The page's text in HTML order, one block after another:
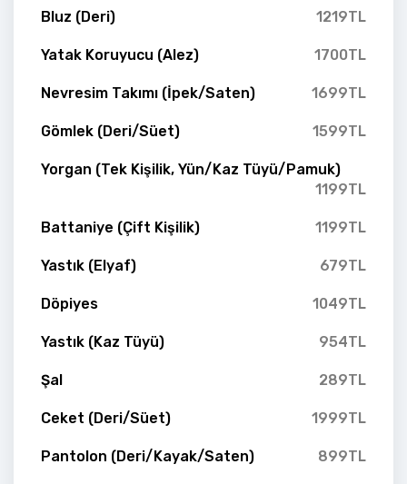
Bluz (Deri) 1219TL
Yatak Koruyucu (Alez) 1700TL
Nevresim Takımı (İpek/Saten) 1699TL
Gömlek (Deri/Süet) 1599TL
Yorgan (Tek Kişilik, Yün/Kaz Tüyü/Pamuk)
1199TL
Battaniye (Çift Kişilik) 1199TL
Yastık (Elyaf) 679TL
Döpiyes 1049TL
Yastık (Kaz Tüyü) 954TL
Şal 289TL
Ceket (Deri/Süet) 1999TL
Pantolon (Deri/Kayak/Saten) 899TL